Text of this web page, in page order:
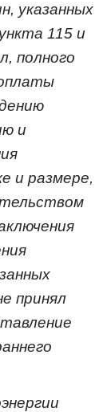
указанных
115 и
полного
и
и размере,
принял